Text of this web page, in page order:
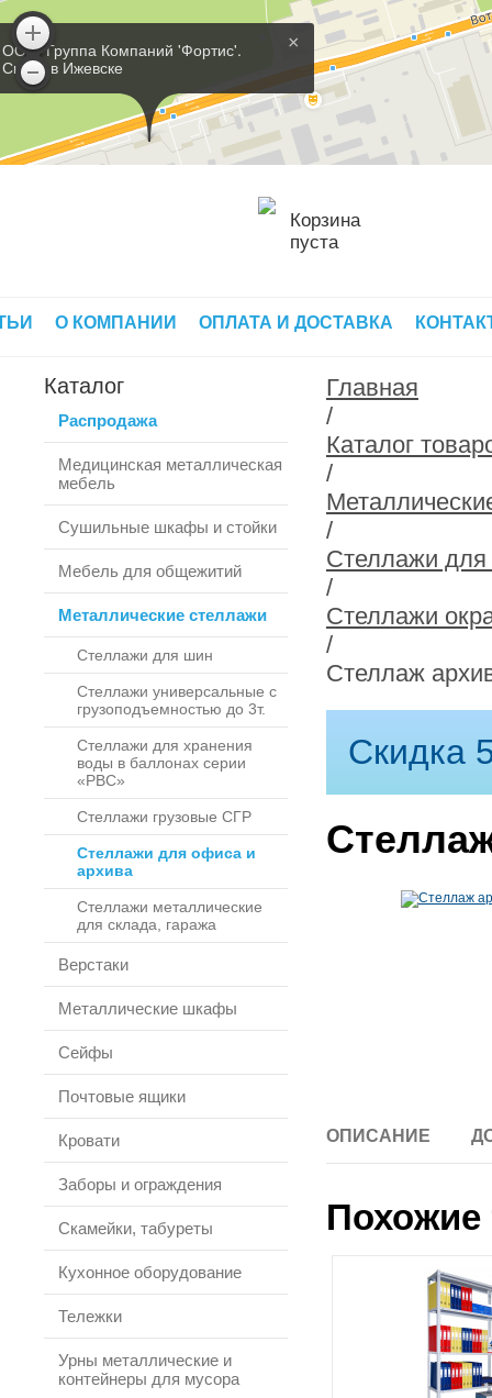
×
ООО 'Группа Компаний 'Фортис'.
Склад в Ижевске
Корзина
пуста
О КОМПАНИИ ОПЛАТА И ДОСТАВКА
Каталог
Распродажа
Медицинская металлическая
мебель
Сушильные шкафы и стойки
Мебель для общежитий
Металлические стеллажи
Стеллажи для шин
Стеллажи универсальные с
грузоподъемностью до 3т.
Стеллажи для хранения
воды в баллонах серии
«РВС»
Стеллажи грузовые СГР
Стеллажи для офиса и
архива
Стеллажи металлические
для склада, гаража
Верстаки
Металлические шкафы
Сейфы
Почтовые ящики
Кровати
Заборы и ограждения
Скамейки, табуреты
Кухонное оборудование
Тележки
Урны металлические и
контейнеры для мусора
Главная
/
Каталог
/
/
Стеллажи
/
Стеллажи
/
Стеллаж
Скидка
ОПИСАНИЕ